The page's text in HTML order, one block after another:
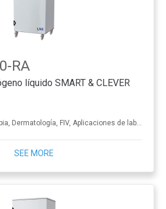
RA
líquido SMART & CLEVER
FIV, Aplicaciones de laboratorio, Tratamiento de metales
SEE MORE